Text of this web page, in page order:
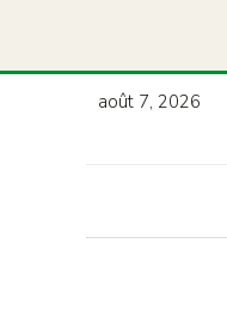
août 7, 2026